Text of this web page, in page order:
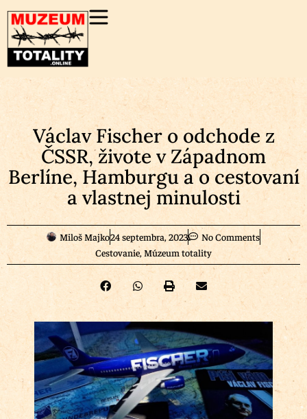
Václav Fischer o odchode z
ČSSR, živote v Západnom
Berlíne, Hamburgu a o cestovaní
a vlastnej minulosti
Miloš Majko24 septembra, 2023
No Comments
Cestovanie, Múzeum totality